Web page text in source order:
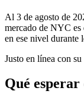
Al 3 de agosto de
mercado de NYC
en ese nivel durante
Justo en línea con su
Qué